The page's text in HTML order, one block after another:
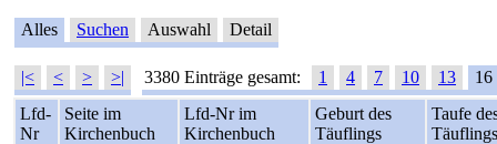
Alles Suchen Auswahl Detail
|< < > >| 3380 Einträge gesamt: 1 4 7 10 13
16
Lfd-
Nr
Seite im
Kirchenbuch
Lfd-Nr im
Kirchenbuch
Geburt des
Täuflings
Taufe
Täuflings